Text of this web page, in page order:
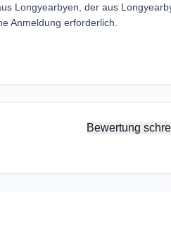
Longyearbyen, der aus
Anmeldung erforderlich.
Bewertung